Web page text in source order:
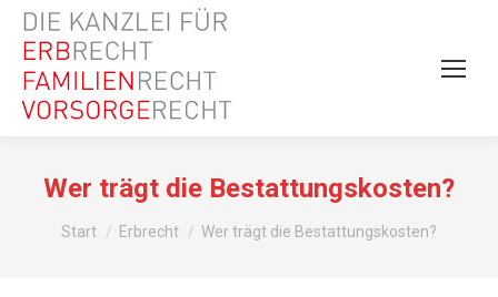
Wer trägt die Bestattungskosten?
Sie befinden sich hier:
Start Erbrecht Wer trägt die Bestattungskosten?